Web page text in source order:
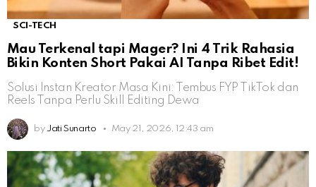
SCI-TECH
Mau Terkenal tapi Mager? Ini 4 Trik Rahasia
Bikin Konten Short Pakai AI Tanpa Ribet Edit!
Solusi Instan Kreator Masa Kini: Tembus FYP TikTok dan
Reels Tanpa Perlu Skill Editing Dewa
by Jati Sunarto May 21, 2026, 12:43 am